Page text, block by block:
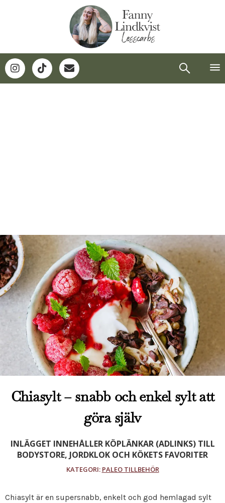
Chiasylt – snabb och enkel sylt att
göra själv
INLÄGGET INNEHÅLLER KÖPLÄNKAR (ADLINKS) TILL
BODYSTORE, JORDKLOK OCH KÖKETS FAVORITER
KATEGORI: PALEO TILLBEHÖR
Chiasylt är en supersnabb, enkelt och god hemlagad sylt